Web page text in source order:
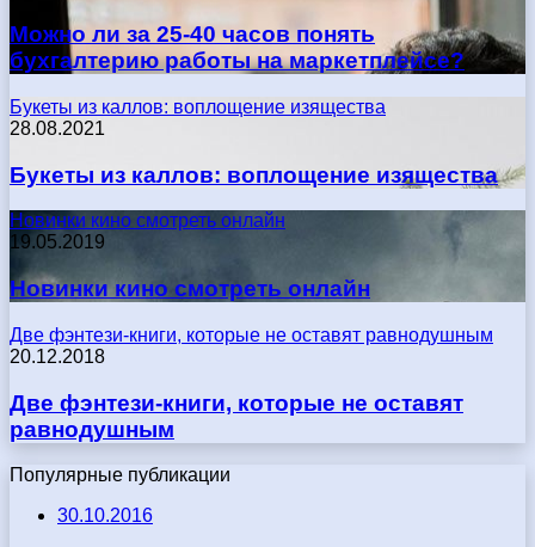
Можно ли за 25-40 часов понять
бухгалтерию работы на маркетплейсе?
Букеты из каллов: воплощение изящества
28.08.2021
Букеты из каллов: воплощение изящества
Новинки кино смотреть онлайн
19.05.2019
Новинки кино смотреть онлайн
Две фэнтези-книги, которые не оставят равнодушным
20.12.2018
Две фэнтези-книги, которые не оставят
равнодушным
Популярные публикации
30.10.2016